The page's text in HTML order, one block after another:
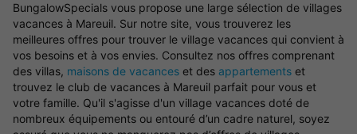
BungalowSpecials vous propose une large sélection de villages
vacances à Mareuil. Sur notre site, vous trouverez les
meilleures offres pour trouver le village vacances qui convient à
vos besoins et à vos envies. Consultez nos offres comprenant
des villas, maisons de vacances et des appartements et
trouvez le club de vacances à Mareuil parfait pour vous et
votre famille. Qu'il s'agisse d'un village vacances doté de
nombreux équipements ou entouré d’un cadre naturel, soyez